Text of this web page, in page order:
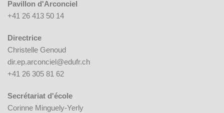
Pavillon d'Arconciel
+41 26 413 50 14
Directrice
Christelle Genoud
dir.ep.arconciel@edufr.ch
+41 26 305 81 62
Secrétariat d'école
Corinne Minguely-Yerly